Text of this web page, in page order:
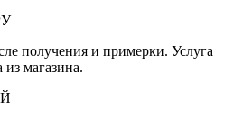
получения и примерки. Услуга
из магазина.